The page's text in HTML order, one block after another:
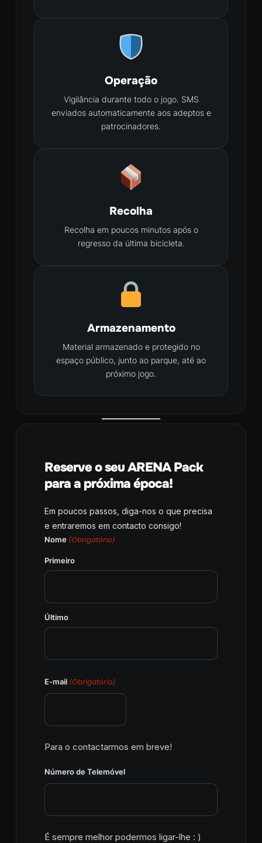
Operação
Vigilância durante todo o jogo. SMS
enviados automaticamente aos adeptos e
patrocinadores.
Recolha
Recolha em poucos minutos após o
regresso da última bicicleta.
Armazenamento
Material armazenado e protegido no
espaço público, junto ao parque, até ao
próximo jogo.
Reserve o seu ARENA Pack
para a próxima época!
Em poucos passos, diga-nos o que precisa
e entraremos em contacto consigo!
Nome (Obrigatório)
Primeiro
Último
E-mail (Obrigatório)
Para o contactarmos em breve!
Número de Telemóvel
É sempre melhor podermos ligar-lhe : )